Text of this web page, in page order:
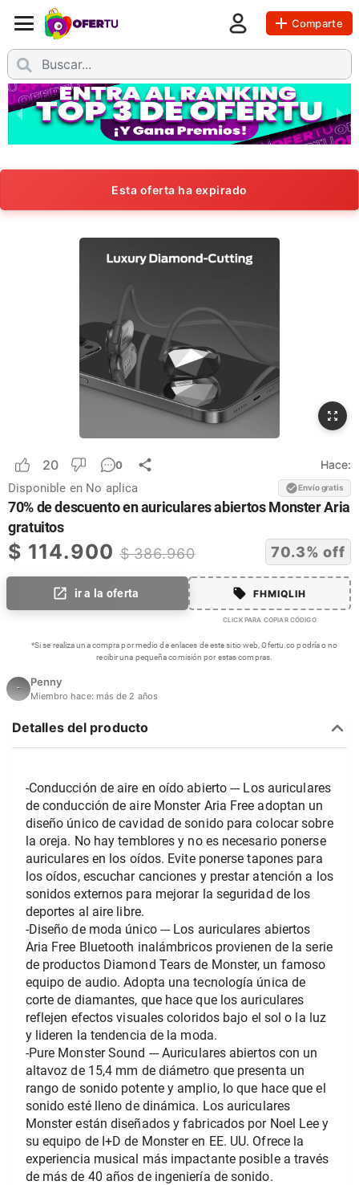
Comparte
Esta oferta ha expirado
20 0 Hace:
Disponible en No aplica Envío gratis
70% de descuento en auriculares abiertos Monster Aria
gratuitos
$ 114.900 $386.960 70.3% off
ir a la oferta FHMIQLIH
CLICK PARA COPIAR CÓDIGO
*Si se realiza una compra por medio de enlaces de este sitio web, Ofertu.co podría o no
recibir una pequeña comisión por estas compras.
Penny
Miembro hace: más de 2 años
Detalles del producto
-Conducción de aire en oído abierto --- Los auriculares
de conducción de aire Monster Aria Free adoptan un
diseño único de cavidad de sonido para colocar sobre
la oreja. No hay temblores y no es necesario ponerse
auriculares en los oídos. Evite ponerse tapones para
los oídos, escuchar canciones y prestar atención a los
sonidos externos para mejorar la seguridad de los
deportes al aire libre.
-Diseño de moda único --- Los auriculares abiertos
Aria Free Bluetooth inalámbricos provienen de la serie
de productos Diamond Tears de Monster, un famoso
equipo de audio. Adopta una tecnología única de
corte de diamantes, que hace que los auriculares
reflejen efectos visuales coloridos bajo el sol o la luz
y lideren la tendencia de la moda.
-Pure Monster Sound --- Auriculares abiertos con un
altavoz de 15,4 mm de diámetro que presenta un
rango de sonido potente y amplio, lo que hace que el
sonido esté lleno de dinámica. Los auriculares
Monster están diseñados y fabricados por Noel Lee y
su equipo de I+D de Monster en EE. UU. Ofrece la
experiencia musical más impactante posible a través
de más de 40 años de ingeniería de sonido.